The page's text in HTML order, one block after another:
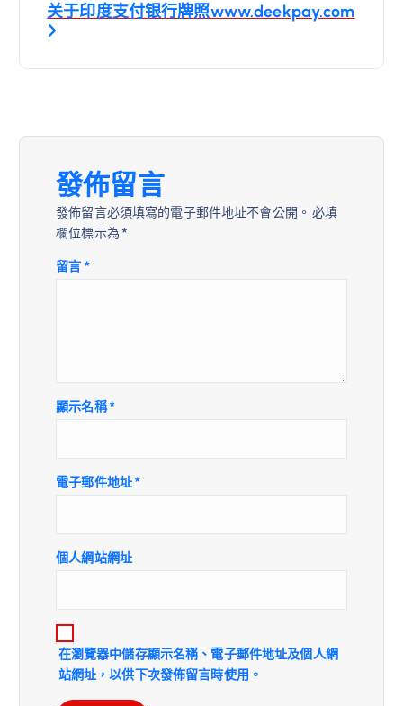
覽关于印度支付银行牌照www.deekpay.com
發佈留言
發佈留言必須填寫的電子郵件地址不會公開。 必填
欄位標示為 *
留言 *
顯示名稱*
電子郵件地址*
個人網站網址
在瀏覽器中儲存顯示名稱、電子郵件地址及個人網
站網址，以供下次發佈留言時使用。